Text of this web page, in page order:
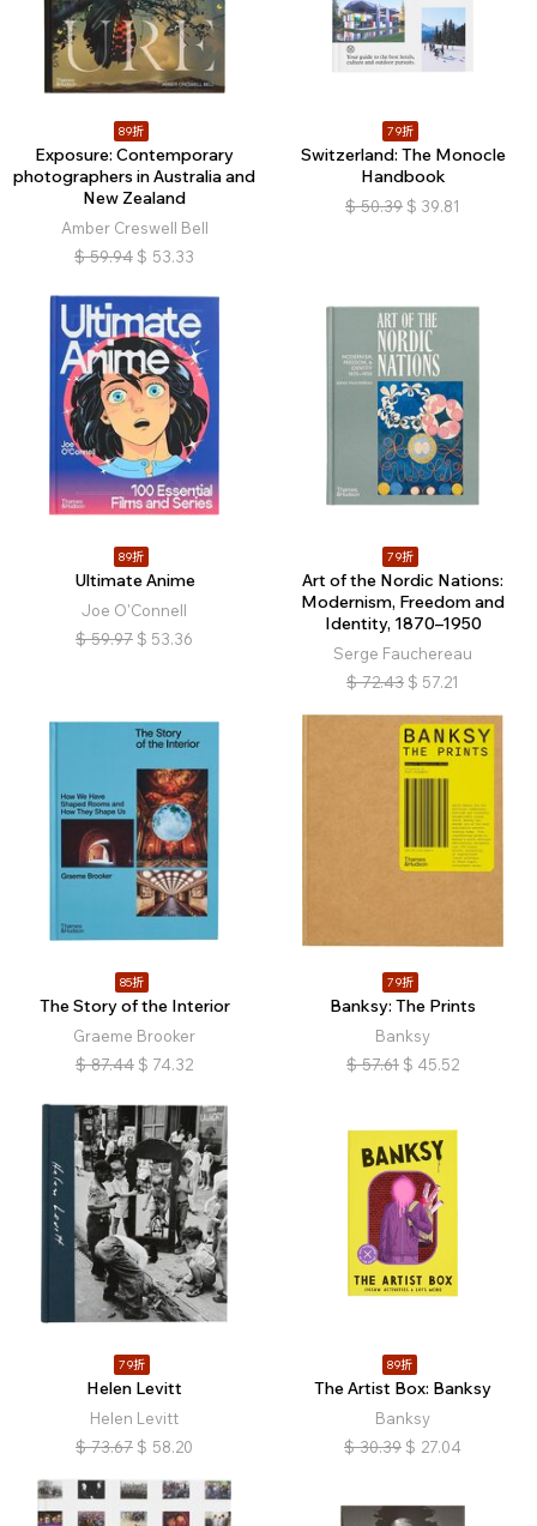
89折
Exposure: Contemporary
photographers in Australia and
New Zealand
Amber Creswell Bell
$ 59.94 $ 53.33
79折
Switzerland: The Monocle
Handbook
$ 50.39 $ 39.81
89折
Ultimate Anime
Joe O'Connell
$ 59.97 $ 53.36
79折
Art of the Nordic Nations:
Modernism, Freedom and
Identity, 1870–1950
Serge Fauchereau
$ 72.43 $ 57.21
85折
The Story of the Interior
Graeme Brooker
$ 87.44 $ 74.32
79折
Banksy: The Prints
Banksy
$ 57.61 $ 45.52
79折
Helen Levitt
Helen Levitt
$ 73.67 $ 58.20
89折
The Artist Box: Banksy
Banksy
$ 30.39 $ 27.04